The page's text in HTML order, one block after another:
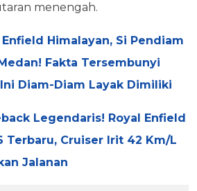
menengah.
Enfield Himalayan, Si Pendiam
Fakta Tersembunyi
Diam-Diam Layak Dimiliki
Legendaris! Royal Enfield
Terbaru, Cruiser Irit 42 Km/L
Jalanan